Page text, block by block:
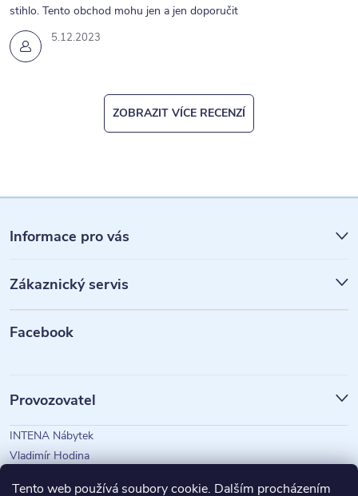
Tento web používá soubory cookie. Dalším procházením
5.12.2023
stihlo. Tento obchod mohu jen a jen doporučit
ZOBRAZIT VÍCE RECENZÍ
á
p
a
Informace pro vás
Zákaznický servis
Facebook
Provozovatel
INTENA Nábytek
Vladimír Hodina